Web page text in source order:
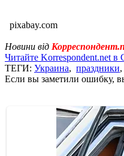
pixabay.com
Новини від
Читайте Korrespondent.net в
ТЕГИ: Украина, праздники,
Если вы заметили ошибку,